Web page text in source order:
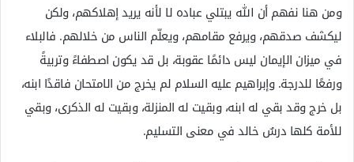
ومن هنا نفهم أن الله يبتلي عباده لا لأنه يريد إهلاكهم، ولكن
ليكشف صدقهم، ويرفع مقامهم، ويعلّم الناس من خلالهم. فالبلاء
في ميزان الإيمان ليس دائمًا عقوبة، بل قد يكون اصطفاءً وتربيةً
ورفعًا للدرجة. وإبراهيم عليه السلام لم يخرج من الامتحان فاقدًا ابنه،
بل خرج وقد بقي له ابنه، وبقيت له المنزلة، وبقيت له الذكرى، وبقي
للأمة كلها درسٌ خالد في معنى التسليم.